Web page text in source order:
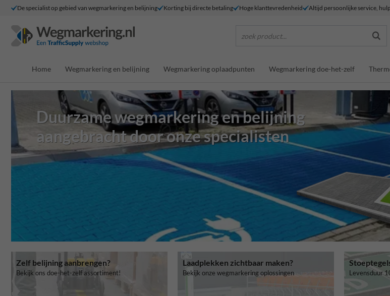
De specialist op gebied van wegmarkering en belijning Korting bij directe betaling Hoge klanttevredenheid Altijd persoonlijke service,
zoek product...
Home Wegmarkering en belijning Wegmarkering oplaadpunten Wegmarkering doe-het-zelf
Duurzame wegmarkering en belijning
aangebracht door onze specialisten
Zelf belijning aanbrengen?
Bekijk ons doe-het-zelf assortiment!
Laadplekken zichtbaar maken?
Bekijk onze wegmarkering oplossingen Levensduur